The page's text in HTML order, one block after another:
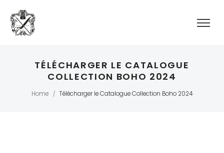
TÉLÉCHARGER LE CATALOGUE
COLLECTION BOHO 2024
Home / Télécharger le Catalogue Collection Boho 2024